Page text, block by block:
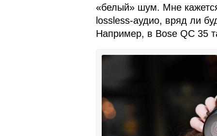
«белый» шум. Мне
lossless-аудио, вряд ли
Например, в Bose QC 35